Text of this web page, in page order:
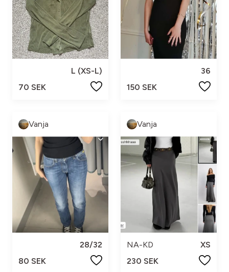
L (XS-L)
70 SEK
36
150 SEK
Vanja
28/32
80 SEK
Vanja
NA-KD
XS
230 SEK